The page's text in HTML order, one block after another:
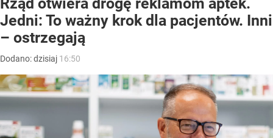
Jedni: To ważny krok dla pacjentów. Inni
– ostrzegają
Dodano:dzisiaj 16:50